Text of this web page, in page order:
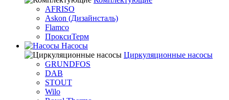
AFRISO
Askon (Дизайнсталь)
Flamco
ПроксиТерм
Насосы
Циркуляционные насосы
GRUNDFOS
DAB
STOUT
Wilo